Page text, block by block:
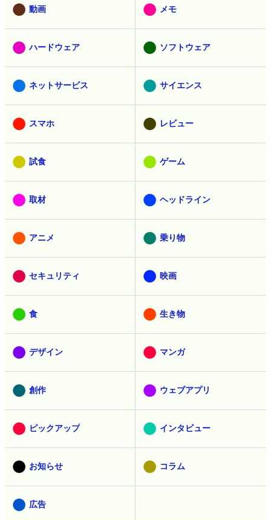
動画 メモ
ハードウェア ソフトウェア
ネットサービス サイエンス
スマホ レビュー
試食 ゲーム
取材 ヘッドライン
アニメ 乗り物
セキュリティ 映画
食 生き物
デザイン マンガ
創作 ウェブアプリ
ピックアップ インタビュー
お知らせ コラム
広告